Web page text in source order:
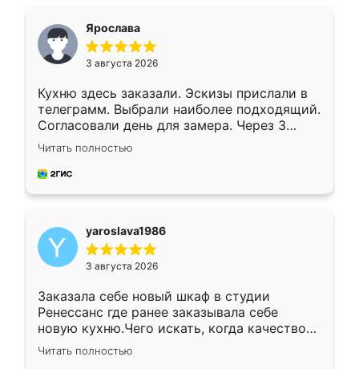
Ярослава
3 августа 2026
Кухню здесь заказали. Эскизы прислали в
телеграмм. Выбрали наиболее подходящий.
Согласовали день для замера. Через 3
недели кухня была уже готова. Остались
довольны работой. Спасибо Ренессанс
мебель за качественную работу!
Читать полностью
yaroslava1986
3 августа 2026
Заказала себе новый шкаф в студии
Ренессанс где ранее заказывала себе
новую кухню.Чего искать, когда качеством
вполне довольна. Служит кухня уже почти
два года, нареканий нет.
Читать полностью